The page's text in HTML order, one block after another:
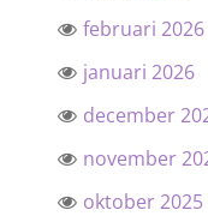
februari 2026
januari 2026
december
november
oktober 2025